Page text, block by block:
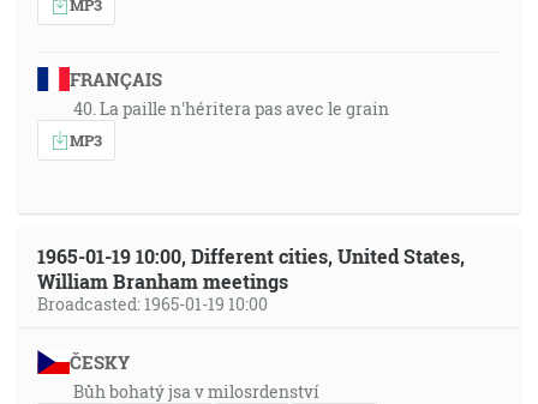
FRANÇAIS
40. La paille n'héritera pas avec le grain
MP3
1965-01-19 10:00, Different cities, United States,
William Branham meetings
Broadcasted: 1965-01-19 10:00
ČESKY
Bůh bohatý jsa v milosrdenství